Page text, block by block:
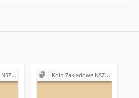
w Miechowie Koło Zakładowe NSZZ "Solidarność" przy Urzędzie Miasta i Gminy w Miechowie